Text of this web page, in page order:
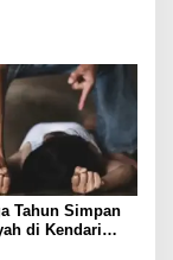
Tahun Simpan
di Kendari